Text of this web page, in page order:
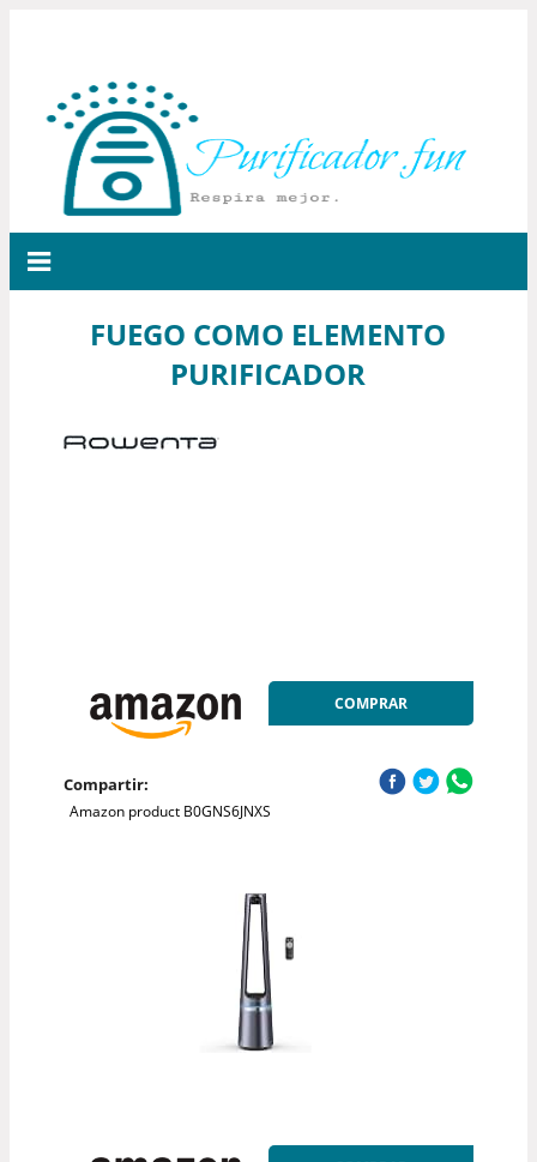
FUEGO COMO ELEMENTO
PURIFICADOR
COMPRAR
Compartir:
Amazon product B0GNS6JNXS